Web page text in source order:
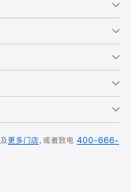
及更多门店，或者致电 400-666-